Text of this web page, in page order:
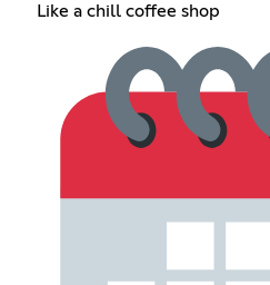
Like a chill coffee shop